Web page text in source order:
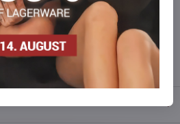
wir füllen die Ware für Sie